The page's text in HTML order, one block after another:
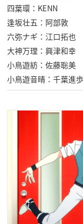
四葉環：KENN
逢坂壮五：阿部敦
六弥ナギ：江口拓也
大神万理：興津和幸
小鳥遊紡：佐藤聡美
小鳥遊音晴：千葉進歩